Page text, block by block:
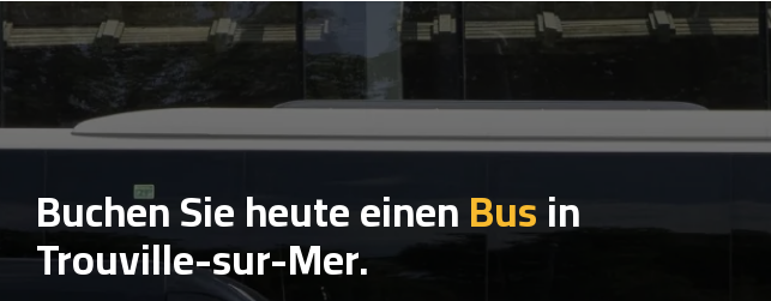
Buchen Sie heute einenBusin
Trouville-sur-Mer.